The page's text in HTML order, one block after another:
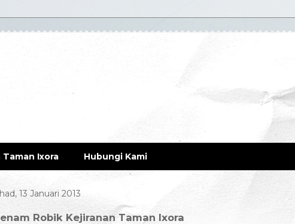
Ixora Hubungi Kami
13 Januari 2013
Robik Kejiranan Taman Ixora